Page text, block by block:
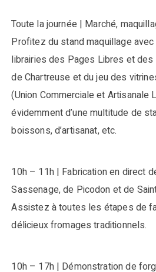
Toute la journée | Marché,
Profitez du stand maquillage
librairies des Pages Libres et
de Chartreuse et du jeu des
(Union Commerciale et Artisanale
évidemment d’une multitude de
boissons, d’artisanat, etc.
10h – 11h | Fabrication en direct
Sassenage, de Picodon et de
Assistez à toutes les étapes de
délicieux fromages traditionnels.
10h – 17h | Démonstration de